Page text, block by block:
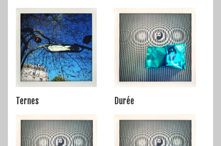
Ternes Durée